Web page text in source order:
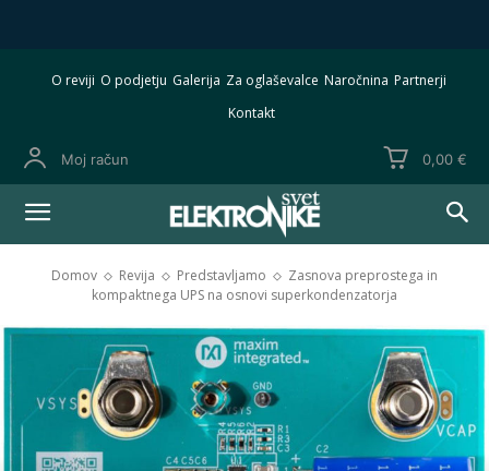
O reviji O podjetju Galerija Za oglaševalce Naročnina Partnerji
Kontakt
Moj račun 0,00 €
Domov Revija Predstavljamo
Zasnova preprostega in
kompaktnega UPS na osnovi superkondenzatorja